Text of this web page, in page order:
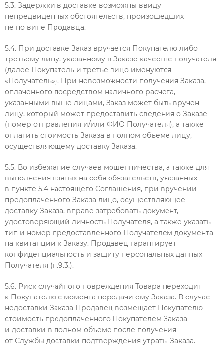
5.3. Задержки в доставке возможны ввиду
непредвиденных обстоятельств, произошедших
не по вине Продавца.
5.4. При доставке Заказ вручается Покупателю либо
третьему лицу, указанному в Заказе качестве получателя
(далее Покупатель и третье лицо именуются
«Получатель»). При невозможности получения Заказа,
оплаченного посредством наличного расчета,
указанными выше лицами, Заказ может быть вручен
лицу, который может предоставить сведения о Заказе
(номер отправления и/или ФИО Получателя), а также
оплатить стоимость Заказа в полном объеме лицу,
осуществляющему доставку Заказа.
5.5. Во избежание случаев мошенничества, а также для
выполнения взятых на себя обязательств, указанных
в пункте 5.4 настоящего Соглашения, при вручении
предоплаченного Заказа лицо, осуществляющее
доставку Заказа, вправе затребовать документ,
удостоверяющий личность Получателя, а также указать
тип и номер предоставленного Получателем документа
на квитанции к Заказу. Продавец гарантирует
конфиденциальность и защиту персональных данных
Получателя (п.9.3.).
5.6. Риск случайного повреждения Товара переходит
к Покупателю с момента передачи ему Заказа. В случае
недоставки Заказа Продавец возмещает Покупателю
стоимость предоплаченного Покупателем Заказа
и доставки в полном объеме после получения
от Службы доставки подтверждения утраты Заказа.